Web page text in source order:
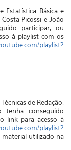
Estatística Básica e
Costa Picossi e João
participar, ou
à playlist com os
playlist?
de Redação,
tenha conseguido
link para acesso à
playlist?
material utilizado na